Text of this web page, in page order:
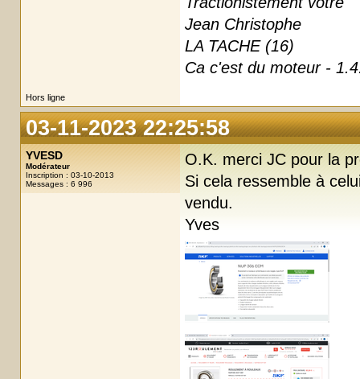
Jean Christophe
LA TACHE (16)
Ca c'est du moteur -
Hors ligne
03-11-2023 22:25:58
YVESD
Modérateur
Inscription : 03-10-2013
Messages : 6 996
O.K. merci JC pour la
Si cela ressemble à
vendu.
Yves